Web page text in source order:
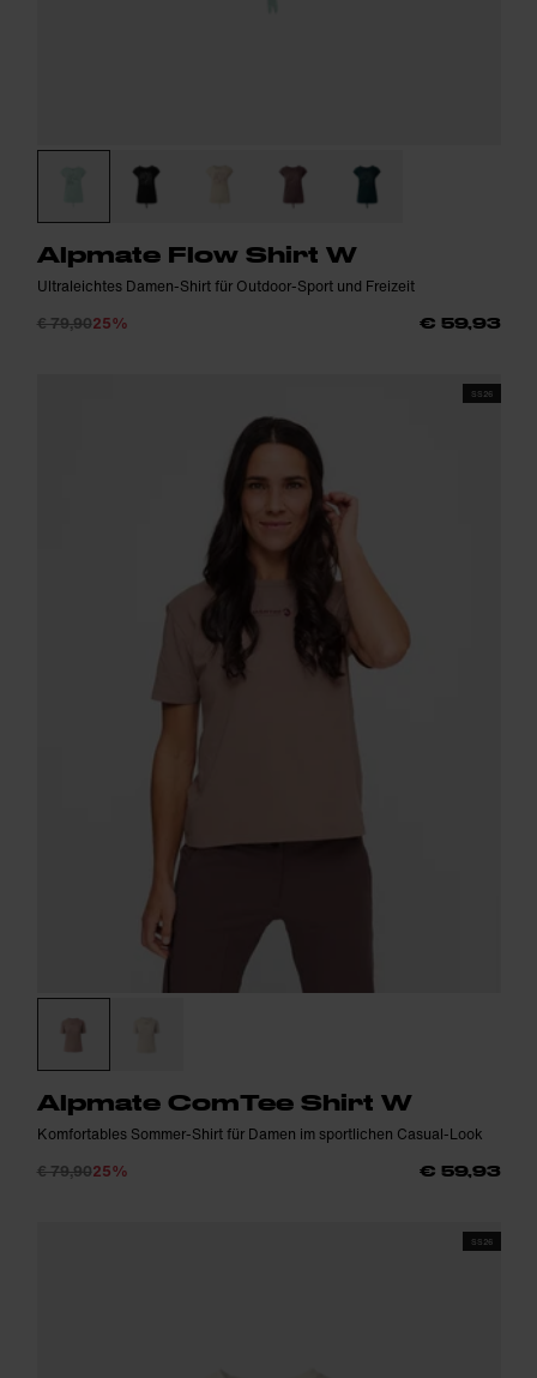
Alpmate Flow Shirt W
Ultraleichtes Damen-Shirt für Outdoor-Sport und Freizeit
€ 79,9025% € 59,93
SS26
Alpmate ComTee Shirt W
Komfortables Sommer-Shirt für Damen im sportlichen Casual-Look
€ 79,9025% € 59,93
SS26